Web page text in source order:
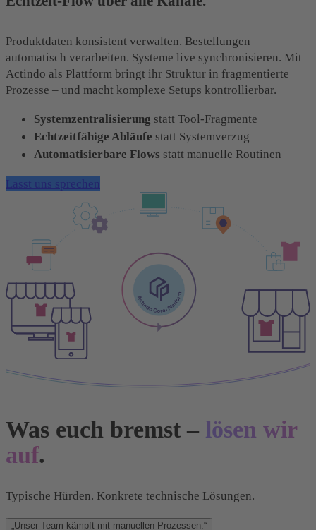
Produktdaten konsistent verwalten. Bestellungen
automatisch verarbeiten. Systeme live synchronisieren. Mit
Actindo als Plattform bringt ihr Struktur in fragmentierte
Prozesse – und macht komplexe Setups kontrollierbar.
Systemzentralisierung statt Tool-Fragmente
Echtzeitfähige Abläufe statt Systemverzug
Automatisierbare Flows statt manuelle Routinen
Lasst uns sprechen
Was euch bremst – lösen wir
auf.
Typische Hürden. Konkrete technische Lösungen.
„Unser Team kämpft mit manuellen Prozessen.“